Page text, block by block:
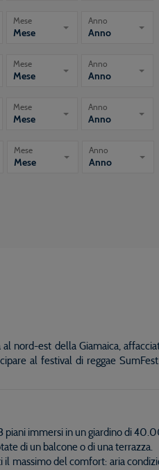
Mese
Mese
Anno
Anno
Mese
Mese
Anno
Anno
Mese
Mese
Anno
Anno
Mese
Mese
Anno
Anno
nord-est della Giamaica,
al festival di reggae
piani immersi in un giardino di
di un balcone o di una terrazza.
del comfort: aria